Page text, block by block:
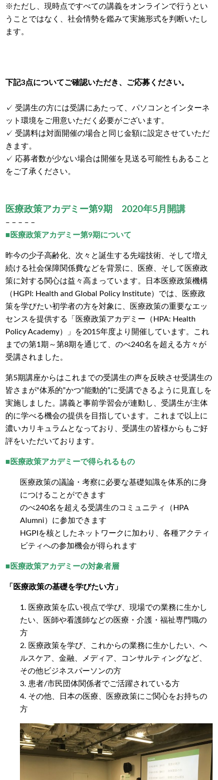
※ただし、現時点ですべての講義をオンラインで行うとい
うことではなく、社会情勢を鑑みて実施形式を判断いたし
ます。
下記3点についてご確認いただき、ご応募ください。
✓ 受講生の方には受講にあたって、パソコンとインターネ
ット環境をご用意いただく必要がございます。
✓ 受講料は対面開催の場合と同じ金額に設定させていただ
きます。
✓ 応募者数が少ない場合は開催を見送る可能性もあること
をご了承ください。
医療政策アカデミー第9期 2020年5月開講
– – – – –
■医療政策アカデミー第9期について
昨今の少子高齢化、次々と誕生する先端技術、そして増え
続ける社会保障関係費などを背景に、医療、そして医療政
策に対する関心は益々高まっています。日本医療政策機構
（HGPI: Health and Global Policy Institute）では、医療政
策を学びたい初学者の方を対象に、医療政策の重要なエッ
センスを提供する「医療政策アカデミー（HPA: Health
Policy Academy）」を2015年度より開催しています。これ
までの第1期～第8期を通じて、のべ240名を超える方々が
受講されました。
第5期講座からはこれまでの受講生の声を反映させ受講生の
皆さまが“体系的”かつ“能動的”に受講できるように見直しを
実施しました。講義と事前学習会が連動し、受講生が主体
的に学べる機会の提供を目指しています。これまで以上に
濃いカリキュラムとなっており、受講生の皆様からもご好
評をいただいております。
■医療政策アカデミーで得られるもの
医療政策の議論・考察に必要な基礎知識を体系的に身
につけることができます
のべ240名を超える受講生のコミュニティ（HPA
Alumni）に参加できます
HGPIを核としたネットワークに加わり、各種アクティ
ビティへの参加機会が得られます
■医療政策アカデミーの対象者層
「医療政策の基礎を学びたい方」
1. 医療政策を広い視点で学び、現場での業務に生かし
たい、医師や看護師などの医療・介護・福祉専門職の
方
2. 医療政策を学び、これからの業務に生かしたい、ヘ
ルスケア、金融、メディア、コンサルティングなど、
その他ビジネスパーソンの方
3. 患者/市民団体関係者でご活躍されている方
4. その他、日本の医療、医療政策にご関心をお持ちの
方